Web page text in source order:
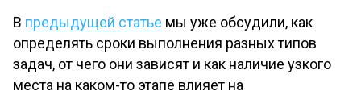
В предыдущей статье мы уже обсудили, как
определять сроки выполнения разных типов
задач, от чего они зависят и как наличие узкого
места на каком-то этапе влияет на